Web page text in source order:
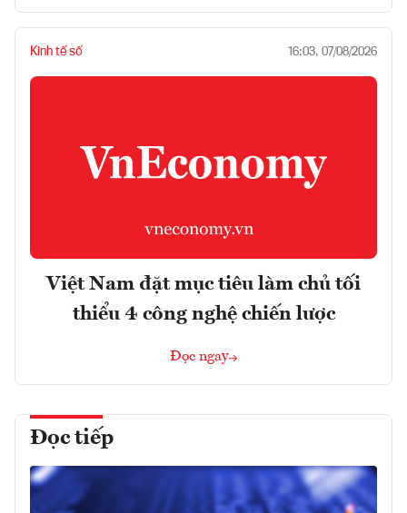
Kinh tế số 16:03, 07/08/2026
Việt Nam đặt mục tiêu làm chủ tối
thiểu 4 công nghệ chiến lược
Đọc ngay
Đọc tiếp